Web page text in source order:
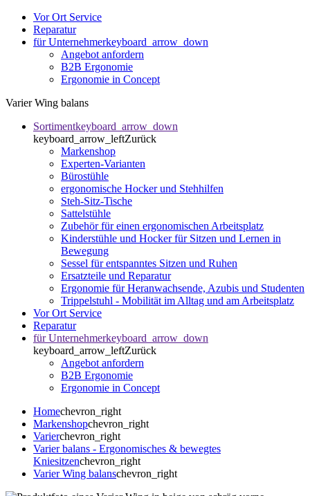
Vor Ort Service
Reparatur
für Unternehmerkeyboard_arrow_down
Angebot anfordern
B2B Ergonomie
Ergonomie in Concept
Varier Wing balans
Sortimentkeyboard_arrow_down
keyboard_arrow_leftZurück
Markenshop
Experten-Varianten
Bürostühle
ergonomische Hocker und Stehhilfen
Steh-Sitz-Tische
Sattelstühle
Zubehör für einen ergonomischen Arbeitsplatz
Kinderstühle und Hocker für Sitzen und Lernen in
Bewegung
Sessel für entspanntes Sitzen und Ruhen
Ersatzteile und Reparatur
Ergonomie für Heranwachsende, Azubis und Studenten
Trippelstuhl - Mobilität im Alltag und am Arbeitsplatz
Vor Ort Service
Reparatur
für Unternehmerkeyboard_arrow_down
keyboard_arrow_leftZurück
Angebot anfordern
B2B Ergonomie
Ergonomie in Concept
Homechevron_right
Markenshopchevron_right
Varierchevron_right
Varier balans - Ergonomisches & bewegtes
Kniesitzenchevron_right
Varier Wing balanschevron_right